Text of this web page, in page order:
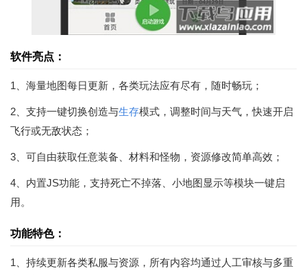
软件亮点：
1、海量地图每日更新，各类玩法应有尽有，随时畅玩；
2、支持一键切换创造与生存模式，调整时间与天气，快速开启
飞行或无敌状态；
3、可自由获取任意装备、材料和怪物，资源修改简单高效；
4、内置JS功能，支持死亡不掉落、小地图显示等模块一键启
用。
功能特色：
1、持续更新各类私服与资源，所有内容均通过人工审核与多重